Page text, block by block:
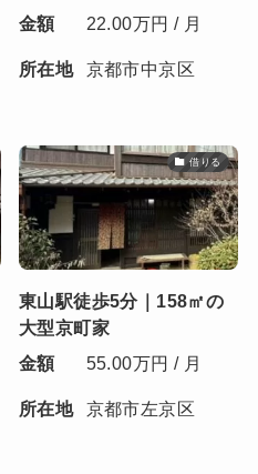
金額
22.00万円 / 月
所在地 京都市中京区
借りる
東山駅徒歩5分｜158㎡の
大型京町家
金額
55.00万円 / 月
所在地 京都市左京区